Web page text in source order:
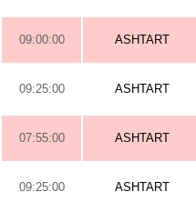
09:00:00 ASHTART
09:25:00 ASHTART
07:55:00 ASHTART
09:25:00 ASHTART